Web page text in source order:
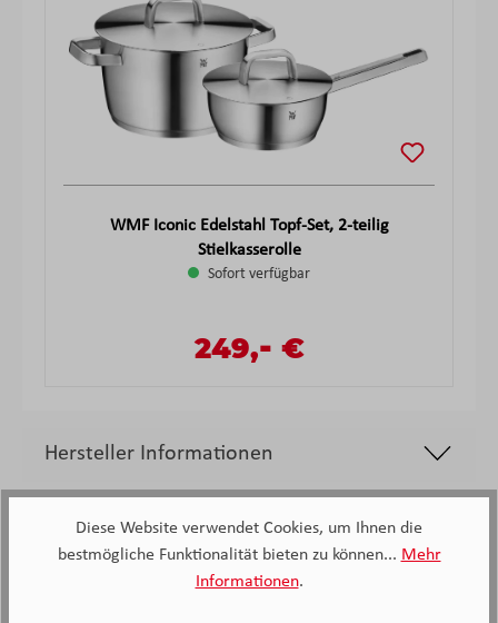
WMF Iconic Edelstahl Topf-Set, 2-teilig
Stielkasserolle
Sofort verfügbar
Regulärer Preis:
Verkaufspreis:
249,- €
Hersteller Informationen
Diese Website verwendet Cookies, um Ihnen die
bestmögliche Funktionalität bieten zu können... Mehr
Informationen.